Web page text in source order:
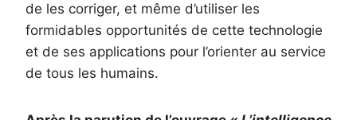
de les corriger, et même d’utiliser les
formidables opportunités de cette technologie
et de ses applications pour l’orienter au service
de tous les humains.